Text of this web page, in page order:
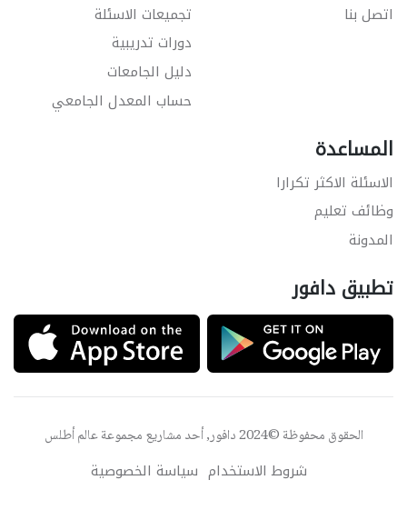
اتصل بنا
تجميعات الاسئلة
دورات تدريبية
دليل الجامعات
حساب المعدل الجامعي
المساعدة
الاسئلة الاكثر تكرارا
وظائف تعليم
المدونة
تطبيق دافور
الحقوق محفوظة ©2024 دافور, أحد مشاريع مجموعة عالم أطلس
شروط الاستخدام سياسة الخصوصية